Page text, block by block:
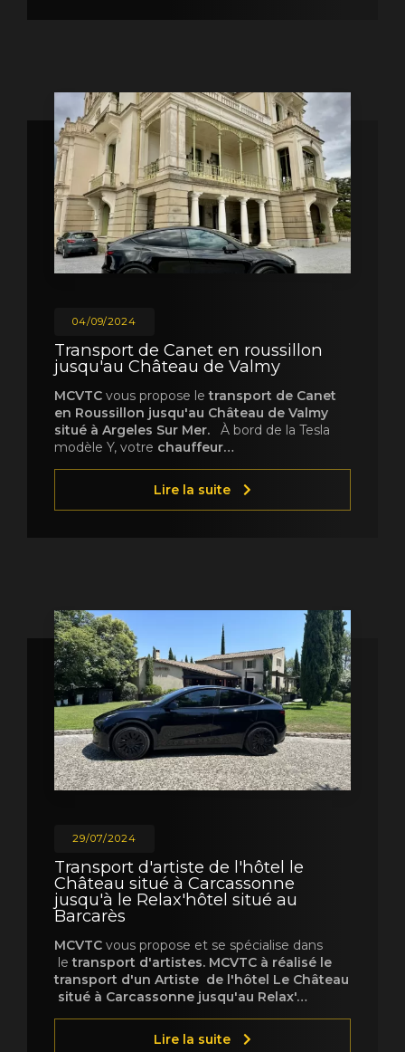
04/09/2024
Transport de Canet en roussillon
jusqu'au Château de Valmy
MCVTC vous propose letransport de Canet
en Roussillon jusqu'au Château de Valmy
situé à Argeles Sur Mer. À bord de la Tesla
modèle Y, votre chauffeur…
Lire la suite
29/07/2024
Transport d'artiste de l'hôtel le
Château situé à Carcassonne
jusqu'à le Relax'hôtel situé au
Barcarès
MCVTC vous propose et se spécialise dans
letransport d'artistes. MCVTC à réalisé le
transport d'un Artiste de l'hôtel Le Château
situé à Carcassonne jusqu'au Relax'…
Lire la suite